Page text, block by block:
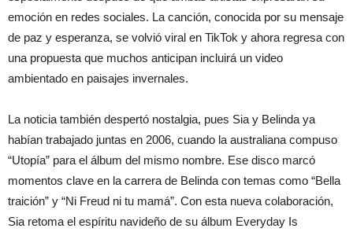
emoción en redes sociales. La canción, conocida por su mensaje
de paz y esperanza, se volvió viral en TikTok y ahora regresa con
una propuesta que muchos anticipan incluirá un video
ambientado en paisajes invernales.
La noticia también despertó nostalgia, pues Sia y Belinda ya
habían trabajado juntas en 2006, cuando la australiana compuso
“Utopía” para el álbum del mismo nombre. Ese disco marcó
momentos clave en la carrera de Belinda con temas como “Bella
traición” y “Ni Freud ni tu mamá”. Con esta nueva colaboración,
Sia retoma el espíritu navideño de su álbum Everyday Is